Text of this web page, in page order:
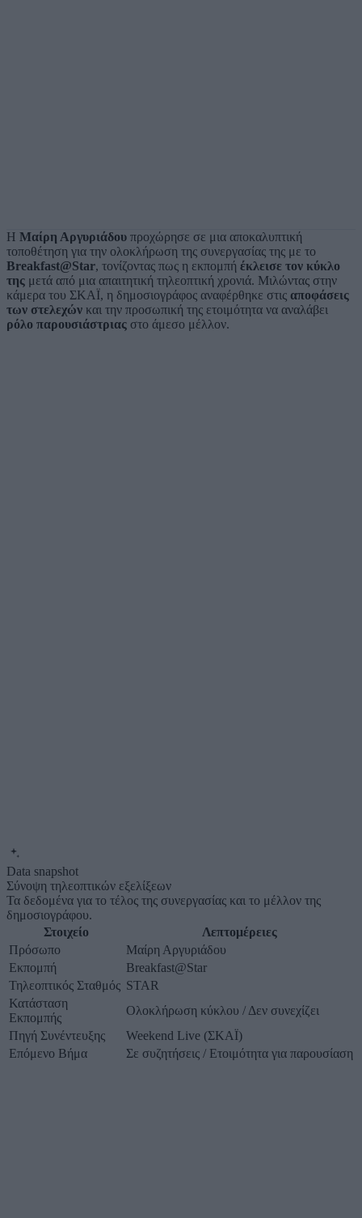
Η Μαίρη Αργυριάδου προχώρησε σε μια αποκαλυπτική
τοποθέτηση για την ολοκλήρωση της συνεργασίας της με το
Breakfast@Star, τονίζοντας πως η εκπομπή έκλεισε τον κύκλο
της μετά από μια απαιτητική τηλεοπτική χρονιά. Μιλώντας στην
κάμερα του ΣΚΑΪ, η δημοσιογράφος αναφέρθηκε στις αποφάσεις
των στελεχών και την προσωπική της ετοιμότητα να αναλάβει
ρόλο παρουσιάστριας στο άμεσο μέλλον.
Data snapshot
Σύνοψη τηλεοπτικών εξελίξεων
Τα δεδομένα για το τέλος της συνεργασίας και το μέλλον της
δημοσιογράφου.
Στοιχείο
Λεπτομέρειες
Πρόσωπο
Μαίρη Αργυριάδου
Εκπομπή
Breakfast@Star
Τηλεοπτικός Σταθμός STAR
Κατάσταση
Εκπομπής
Ολοκλήρωση κύκλου / Δεν συνεχίζει
Πηγή Συνέντευξης
Weekend Live (ΣΚΑΪ)
Επόμενο Βήμα
Σε συζητήσεις / Ετοιμότητα για παρουσίαση